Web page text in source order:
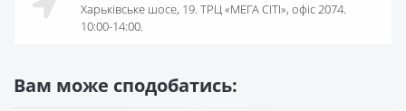
Харьківське шосе, 19. ТРЦ «МЕГА СІТІ», офіс 2074.
10:00-14:00.
Вам може сподобатись: